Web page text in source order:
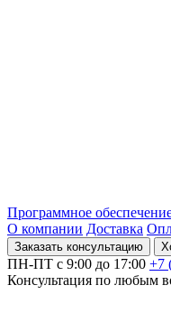
Программное
О компании Доставка
Заказать консультацию
ПН-ПТ с 9:00 до 17:00 +7
Консультация по любым